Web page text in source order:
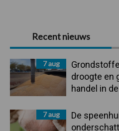
Primaire
Sidebar
Recent nieuws
7 aug
droogte en
handel in
7 aug
De